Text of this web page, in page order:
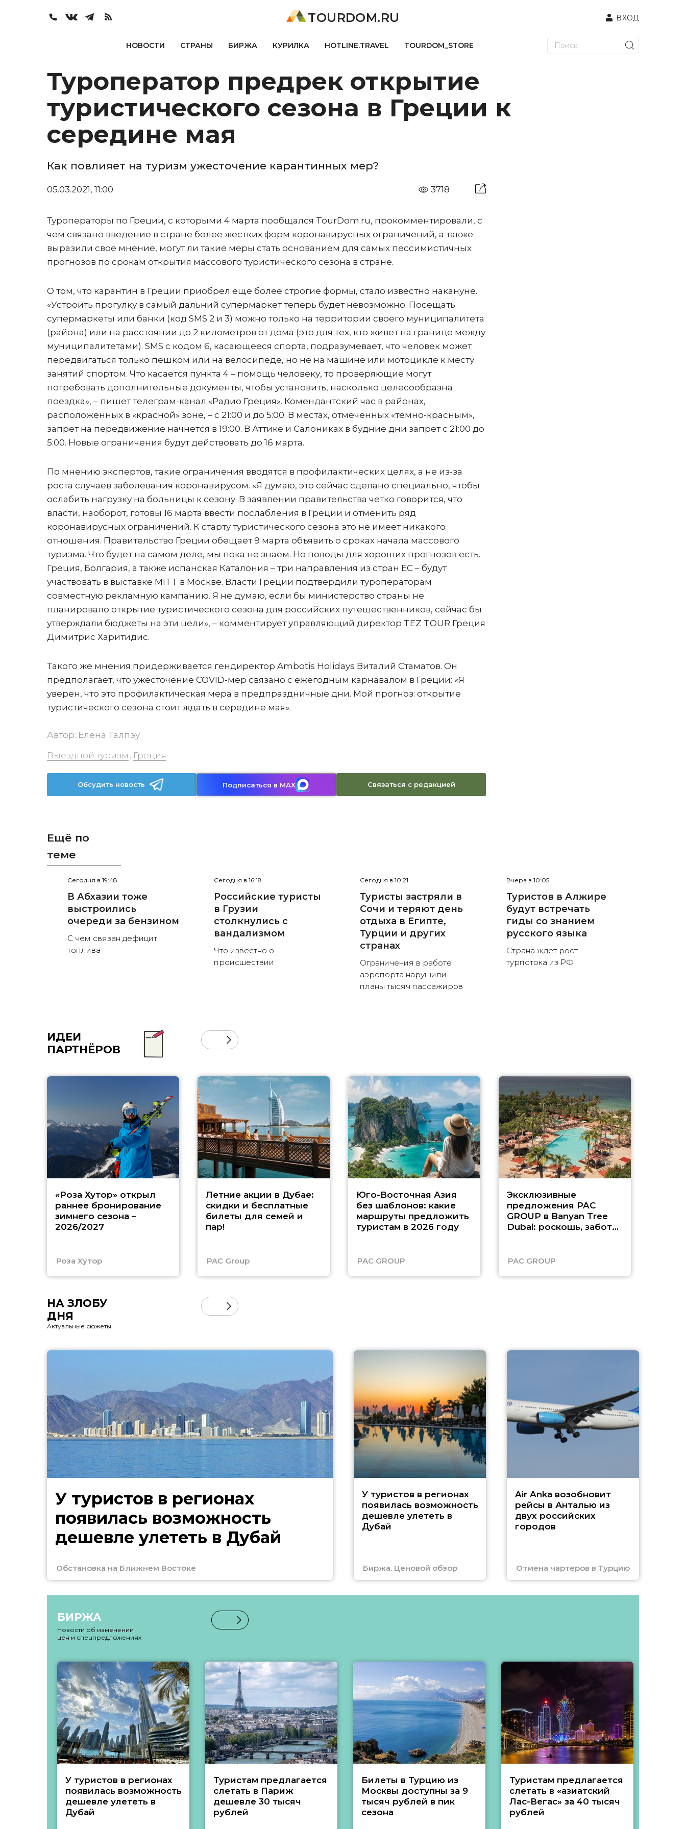
TOURDOM.RU ВХОД
НОВОСТИ СТРАНЫ БИРЖА КУРИЛКА HOTLINE.TRAVEL TOURDOM_STORE
Туроператор предрек открытие
туристического сезона в Греции к
середине мая
Как повлияет на туризм ужесточение карантинных мер?
05.03.2021, 11:00 3718
Туроператоры по Греции, с которыми 4 марта пообщался TourDom.ru, прокомментировали, с
чем связано введение в стране более жестких форм коронавирусных ограничений, а также
выразили свое мнение, могут ли такие меры стать основанием для самых пессимистичных
прогнозов по срокам открытия массового туристического сезона в стране.
О том, что карантин в Греции приобрел еще более строгие формы, стало известно накануне.
«Устроить прогулку в самый дальний супермаркет теперь будет невозможно. Посещать
супермаркеты или банки (код SMS 2 и 3) можно только на территории своего муниципалитета
(района) или на расстоянии до 2 километров от дома (это для тех, кто живет на границе между
муниципалитетами). SMS с кодом 6, касающееся спорта, подразумевает, что человек может
передвигаться только пешком или на велосипеде, но не на машине или мотоцикле к месту
занятий спортом. Что касается пункта 4 – помощь человеку, то проверяющие могут
потребовать дополнительные документы, чтобы установить, насколько целесообразна
поездка», – пишет телеграм-канал «Радио Греция». Комендантский час в районах,
расположенных в «красной» зоне, – с 21:00 и до 5:00. В местах, отмеченных «темно-красным»,
запрет на передвижение начнется в 19:00. В Аттике и Салониках в будние дни запрет с 21:00 до
5:00. Новые ограничения будут действовать до 16 марта.
По мнению экспертов, такие ограничения вводятся в профилактических целях, а не из-за
роста случаев заболевания коронавирусом. «Я думаю, это сейчас сделано специально, чтобы
ослабить нагрузку на больницы к сезону. В заявлении правительства четко говорится, что
власти, наоборот, готовы 16 марта ввести послабления в Греции и отменить ряд
коронавирусных ограничений. К старту туристического сезона это не имеет никакого
отношения. Правительство Греции обещает 9 марта объявить о сроках начала массового
туризма. Что будет на самом деле, мы пока не знаем. Но поводы для хороших прогнозов есть.
Греция, Болгария, а также испанская Каталония – три направления из стран ЕС – будут
участвовать в выставке MITT в Москве. Власти Греции подтвердили туроператорам
совместную рекламную кампанию. Я не думаю, если бы министерство страны не
планировало открытие туристического сезона для российских путешественников, сейчас бы
утверждали бюджеты на эти цели», – комментирует управляющий директор TEZ TOUR Греция
Димитрис Харитидис.
Такого же мнения придерживается гендиректор Ambotis Holidays Виталий Стаматов. Он
предполагает, что ужесточение COVID-мер связано с ежегодным карнавалом в Греции: «Я
уверен, что это профилактическая мера в предпраздничные дни. Мой прогноз: открытие
туристического сезона стоит ждать в середине мая».
Автор: Елена Талпэу
Выездной туризм , Греция
Обсудить новость Подписаться в MAX Связаться с редакцией
Ещё по
теме
Сегодня в 19:48
В Абхазии тоже
выстроились
очереди за бензином
С чем связан дефицит
топлива
Сегодня в 16:18
Российские туристы
в Грузии
столкнулись с
вандализмом
Что известно о
происшествии
Сегодня в 10:21
Туристы застряли в
Сочи и теряют день
отдыха в Египте,
Турции и других
странах
Ограничения в работе
аэропорта нарушили
планы тысяч пассажиров
Вчера в 10:05
Туристов в Алжире
будут встречать
гиды со знанием
русского языка
Страна ждет рост
турпотока из РФ
ИДЕИ
ПАРТНЁРОВ
«Роза Хутор» открыл
раннее бронирование
зимнего сезона –
2026/2027
Роза Хутор
Летние акции в Дубае:
скидки и бесплатные
билеты для семей и
пар!
PAC Group
Юго-Восточная Азия
без шаблонов: какие
маршруты предложить
туристам в 2026 году
PAC GROUP
Эксклюзивные
предложения PAC
GROUP в Banyan Tree
Dubai: роскошь, забота
PAC GROUP
НА ЗЛОБУ
ДНЯ
Актуальные сюжеты
У туристов в регионах
появилась возможность
дешевле улететь в Дубай
Обстановка на Ближнем Востоке
У туристов в регионах
появилась возможность
дешевле улететь в
Дубай
Биржа. Ценовой обзор
Air Anka возобновит
рейсы в Анталью из
двух российских
городов
Отмена чартеров в Турцию
БИРЖА
Новости об изменении
цен и спецпредложениях
У туристов в регионах
появилась возможность
дешевле улететь в
Дубай
Туристам предлагается
слетать в Париж
дешевле 30 тысяч
рублей
Билеты в Турцию из
Москвы доступны за 9
тысяч рублей в пик
сезона
Туристам предлагается
слетать в «азиатский
Лас-Вегас» за 40 тысяч
рублей